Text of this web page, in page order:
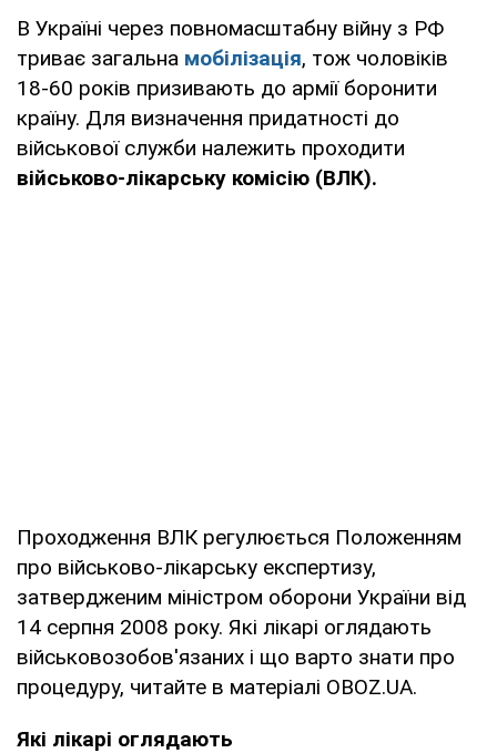
В Україні через повномасштабну війну з РФ
триває загальна мобілізація, тож чоловіків
18-60 років призивають до армії боронити
країну. Для визначення придатності до
військової служби належить проходити
військово-лікарську комісію (ВЛК).
Проходження ВЛК регулюється Положенням
про військово-лікарську експертизу,
затвердженим міністром оборони України від
14 серпня 2008 року. Які лікарі оглядають
військовозобов'язаних і що варто знати про
процедуру, читайте в матеріалі OBOZ.UA.
Які лікарі оглядають